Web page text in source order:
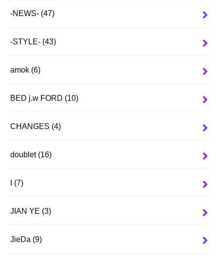
-NEWS- (47)
-STYLE- (43)
amok (6)
BED j.w FORD (10)
CHANGES (4)
doublet (16)
I (7)
JIAN YE (3)
JieDa (9)